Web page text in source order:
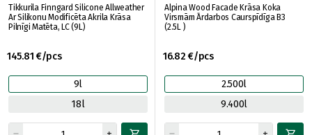
Tikkurila Finngard Silicone Allweather
Ar Silikonu Modificēta Akrila Krāsa
Pilnīgi Matēta, LC (9L)
145.81 €/pcs
9l
18l
Alpina Wood Facade Krāsa Koka
Virsmām Ārdarbos Caurspīdīga B3
(2.5L )
16.82 €/pcs
2.500l
9.400l